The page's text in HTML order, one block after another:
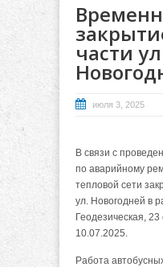
части
июля 3, 2025
В связи с
по аварийному
тепловой сети
ул. Новогодней в
Геодезическая,
10.07.2025.
Работа